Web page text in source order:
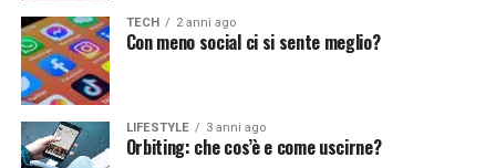
TECH 2 anni ago
Con meno social ci si sente meglio?
LIFESTYLE 3 anni ago
Orbiting: che cos’è e come uscirne?